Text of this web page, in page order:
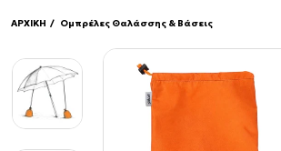
ΑΡΧΙΚΗ / Ομπρέλες Θαλάσσης & Βάσεις